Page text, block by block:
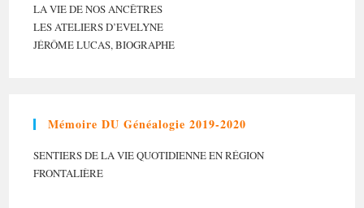
LA VIE DE NOS ANCÊTRES
LES ATELIERS D’EVELYNE
JÉRÔME LUCAS, BIOGRAPHE
Mémoire DU Généalogie 2019-2020
SENTIERS DE LA VIE QUOTIDIENNE EN RÉGION
FRONTALIÈRE